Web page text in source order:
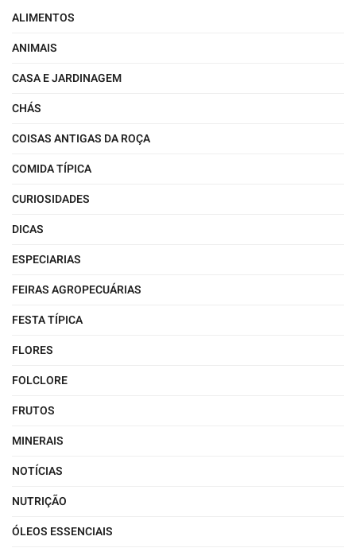
ALIMENTOS
ANIMAIS
CASA E JARDINAGEM
CHÁS
COISAS ANTIGAS DA ROÇA
COMIDA TÍPICA
CURIOSIDADES
DICAS
ESPECIARIAS
FEIRAS AGROPECUÁRIAS
FESTA TÍPICA
FLORES
FOLCLORE
FRUTOS
MINERAIS
NOTÍCIAS
NUTRIÇÃO
ÓLEOS ESSENCIAIS